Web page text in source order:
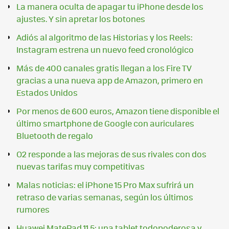
La manera oculta de apagar tu iPhone desde los
ajustes. Y sin apretar los botones
Adiós al algoritmo de las Historias y los Reels:
Instagram estrena un nuevo feed cronológico
Más de 400 canales gratis llegan a los Fire TV
gracias a una nueva app de Amazon, primero en
Estados Unidos
Por menos de 600 euros, Amazon tiene disponible el
último smartphone de Google con auriculares
Bluetooth de regalo
O2 responde a las mejoras de sus rivales con dos
nuevas tarifas muy competitivas
Malas noticias: el iPhone 15 Pro Max sufrirá un
retraso de varias semanas, según los últimos
rumores